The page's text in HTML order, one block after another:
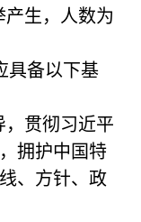
产生，人数为
具备以下基
，贯彻习近平
拥护中国特
、方针、政